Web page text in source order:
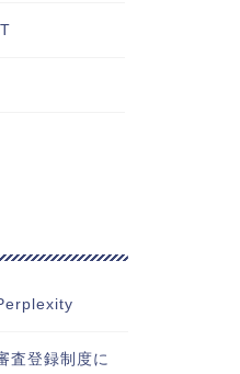
査登録制度に